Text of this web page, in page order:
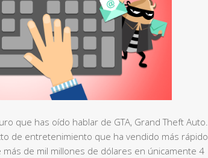
que has oído hablar de GTA, Grand Theft Auto.
de entretenimiento que ha vendido más rápido
de mil millones de dólares en únicamente 4